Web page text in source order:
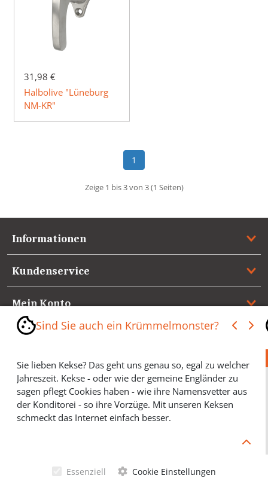
31,98 €
Halbolive "Lüneburg
NM-KR"
1
Zeige 1 bis 3 von 3 (1 Seiten)
Informationen
Kundenservice
Mein Konto
Referenzen
Medienspiegel & Presseinformationen
*** Vertrag widerrufen ***
Sind Sie auch ein Krümmelmonster?
Sie lieben Kekse? Das geht uns genau so, egal zu welcher
Jahreszeit. Kekse - oder wie der gemeine Engländer zu
sagen pflegt Cookies haben - wie ihre Namensvetter aus
der Konditorei - so ihre Vorzüge. Mit unseren Keksen
schmeckt das Internet einfach besser.
Cookies helfen Ihnen, Ihre gewünschten Artikel schneller
Werbung sparen und selbstverständlich anonyme
Statistiken erstellen (#Ehrensache). Deshalb schmecken
Essenziell Cookie Einstellungen